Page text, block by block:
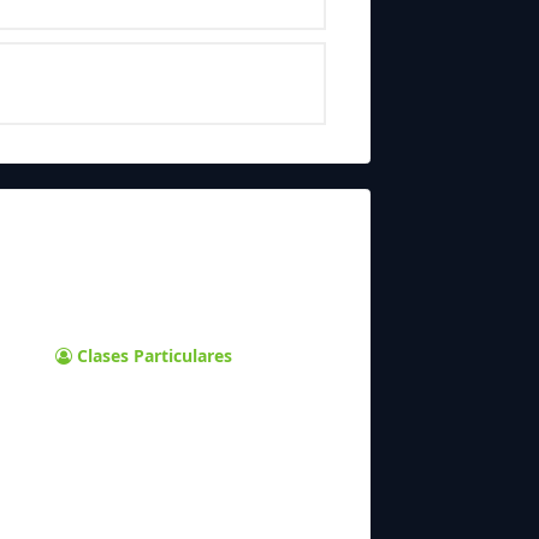
Clases Particulares